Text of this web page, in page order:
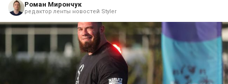
Роман Мирончук
редактор ленты новостей Styler